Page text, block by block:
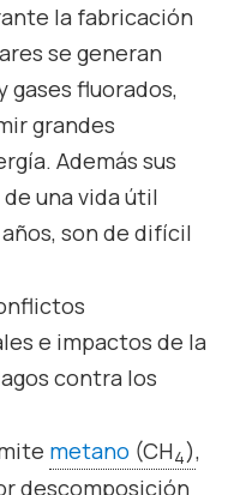
la fabricación
se generan
gases fluorados,
grandes
Además sus
una vida útil
son de difícil
e impactos de la
contra los
metano (CH4),
descomposición